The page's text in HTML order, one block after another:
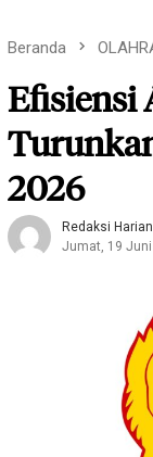
Beranda
Efisiensi
2026
Redaksi
Jumat, 19